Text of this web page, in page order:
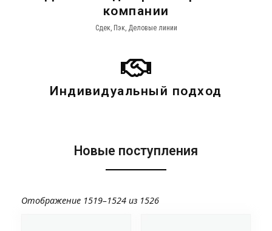
компании
Сдек, Пэк, Деловые линии
Индивидуальный подход
Новые поступления
Отображение 1519–1524 из 1526